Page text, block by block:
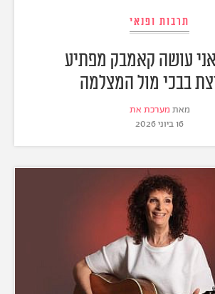
תרבות ופנאי
עושה קאמבק מפתיע
בבכי מול המצלמה
מאת מערכת את
16 ביוני 2026